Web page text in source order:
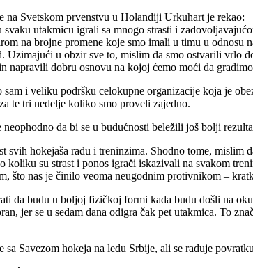
na Svetskom prvenstvu u Holandiji Urkuhart je rekao:
utakmicu igrali sa mnogo strasti i
na brojne promene koje smo imali u timu u
u obzir sve to, mislim da smo ostvarili vrlo
napravili dobru osnovu na kojoj ćemo moći da
i veliku podršku celokupne organizacije koja je
te tri nedelje koliko smo proveli zajedno.
da bi se u budućnosti beležili još bolji
svih hokejaša radu i treninzima. Shodno tome,
koliku su strast i ponos igrači iskazivali na svakom
što nas je činilo veoma neugodnim protivnikom –
da budu u boljoj fizičkoj formi kada budu došli na
jer se u sedam dana odigra čak pet utakmica. To
Savezom hokeja na ledu Srbije, ali se raduje